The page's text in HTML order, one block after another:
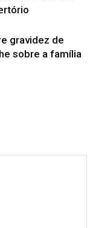
gravidez de
sobre a família